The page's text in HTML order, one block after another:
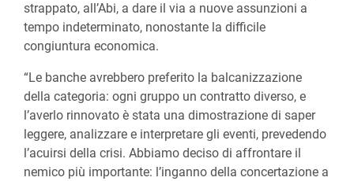
strappato, all’Abi, a dare il via a nuove assunzioni a
tempo indeterminato, nonostante la difficile
congiuntura economica.
“Le banche avrebbero preferito la balcanizzazione
della categoria: ogni gruppo un contratto diverso, e
l’averlo rinnovato è stata una dimostrazione di saper
leggere, analizzare e interpretare gli eventi, prevedendo
l’acuirsi della crisi. Abbiamo deciso di affrontare il
nemico più importante: l’inganno della concertazione a